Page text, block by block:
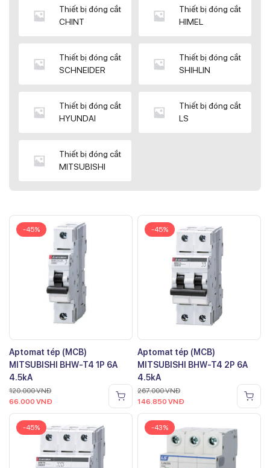
Thiết bị đóng cắt
CHINT
Thiết bị đóng cắt
HIMEL
Thiết bị đóng cắt
SCHNEIDER
Thiết bị đóng cắt
SHIHLIN
Thiết bị đóng cắt
HYUNDAI
Thiết bị đóng cắt
LS
Thiết bị đóng cắt
MITSUBISHI
-45%
Aptomat tép (MCB)
MITSUBISHI BHW-T4 1P 6A
4.5kA
120.000VNĐ
66.000 VNĐ
-45%
Aptomat tép (MCB)
MITSUBISHI BHW-T4 2P 6A
4.5kA
267.000VNĐ
146.850 VNĐ
-45% -43%